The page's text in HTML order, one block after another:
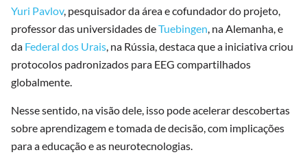
Yuri Pavlov, pesquisador da área e cofundador do projeto,
professor das universidades deTuebingen, na Alemanha, e
da Federal dos Urais, na Rússia, destaca que a iniciativa criou
protocolos padronizados para EEG compartilhados
globalmente.
Nesse sentido, na visão dele, isso pode acelerar descobertas
sobre aprendizagem e tomada de decisão, com implicações
para a educação e as neurotecnologias.